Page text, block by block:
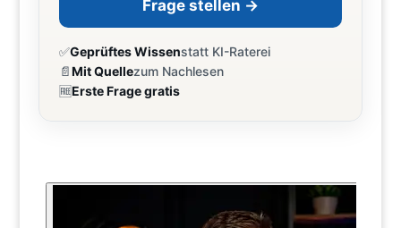
Frage stellen →
✅Geprüftes Wissenstatt KI-Raterei
📄Mit Quellezum Nachlesen
🆓Erste Frage gratis